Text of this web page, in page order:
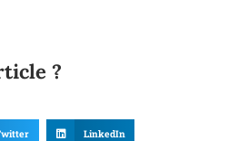
?
LinkedIn